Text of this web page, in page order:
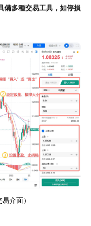
備多種交易工具，如停損
介面）